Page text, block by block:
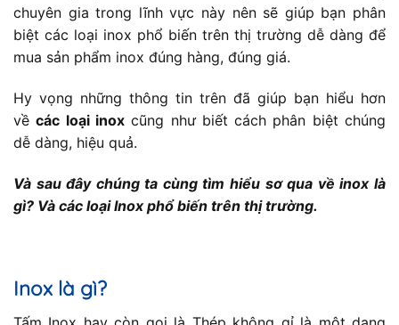
chuyên gia trong lĩnh vực này nên sẽ giúp bạn phân
biệt các loại inox phổ biến trên thị trường dễ dàng để
mua sản phẩm inox đúng hàng, đúng giá.
Hy vọng những thông tin trên đã giúp bạn hiểu hơn
vềcác loại inoxcũng như biết cách phân biệt chúng
dễ dàng, hiệu quả.
Và sau đây chúng ta cùng tìm hiểu sơ qua về inox là
gì? Và các loại Inox phổ biến trên thị trường.
Inox là gì?